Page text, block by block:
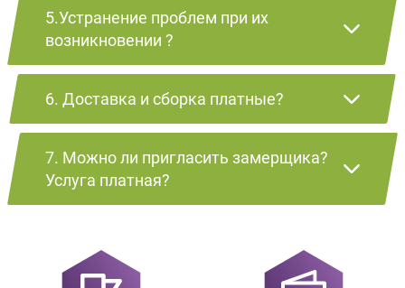
5.Устранение проблем при их
возникновении ?
6. Доставка и сборка платные?
7. Можно ли пригласить замерщика?
Услуга платная?